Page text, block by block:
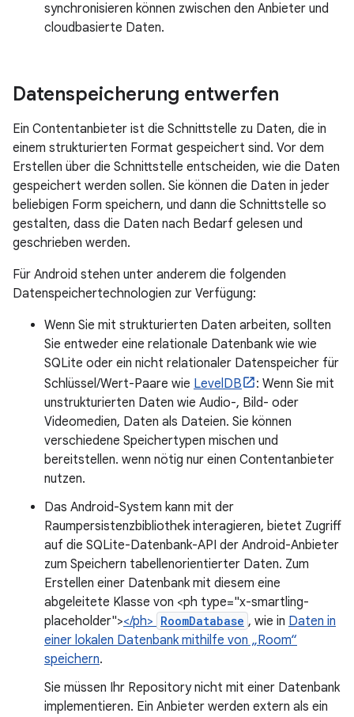
synchronisieren können zwischen den Anbieter und
cloudbasierte Daten.
Datenspeicherung entwerfen
Ein Contentanbieter ist die Schnittstelle zu Daten, die in
einem strukturierten Format gespeichert sind. Vor dem
Erstellen über die Schnittstelle entscheiden, wie die Daten
gespeichert werden sollen. Sie können die Daten in jeder
beliebigen Form speichern, und dann die Schnittstelle so
gestalten, dass die Daten nach Bedarf gelesen und
geschrieben werden.
Für Android stehen unter anderem die folgenden
Datenspeichertechnologien zur Verfügung:
Wenn Sie mit strukturierten Daten arbeiten, sollten
Sie entweder eine relationale Datenbank wie wie
SQLite oder ein nicht relationaler Datenspeicher für
Schlüssel/Wert-Paare wie LevelDB
: Wenn Sie mit
unstrukturierten Daten wie Audio-, Bild- oder
Videomedien, Daten als Dateien. Sie können
verschiedene Speichertypen mischen und
bereitstellen. wenn nötig nur einen Contentanbieter
nutzen.
Das Android-System kann mit der
Raumpersistenzbibliothek interagieren, bietet Zugriff
auf die SQLite-Datenbank-API der Android-Anbieter
zum Speichern tabellenorientierter Daten. Zum
Erstellen einer Datenbank mit diesem eine
abgeleitete Klasse von <ph type="x-smartling-
placeholder"></ph> RoomDatabase , wie in Daten in
einer lokalen Datenbank mithilfe von „Room“
speichern.
Sie müssen Ihr Repository nicht mit einer Datenbank
implementieren. Ein Anbieter werden extern als ein